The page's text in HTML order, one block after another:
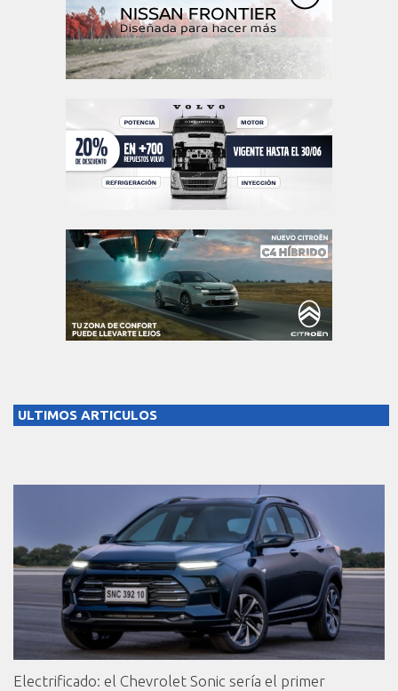
ULTIMOS ARTICULOS
Electrificado: el Chevrolet Sonic sería el primer